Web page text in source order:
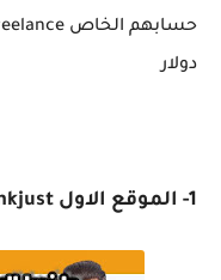
حسابهم الخاص
دولار
1- الموقع الاول linkjust